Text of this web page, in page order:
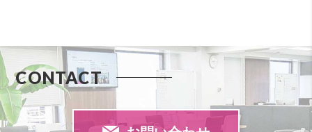
CONTACT